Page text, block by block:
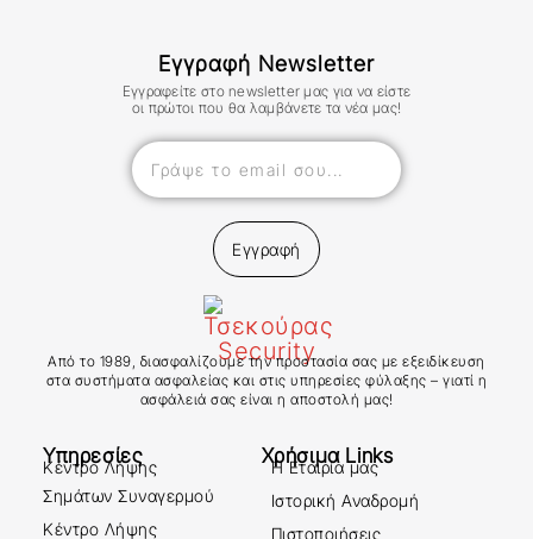
Εγγραφή Newsletter
Εγγραφείτε στο newsletter μας για να είστε
οι πρώτοι που θα λαμβάνετε τα νέα μας!
Εγγραφή
Από το 1989, διασφαλίζουμε την προστασία σας με εξειδίκευση
στα συστήματα ασφαλείας και στις υπηρεσίες φύλαξης – γιατί η
ασφάλειά σας είναι η αποστολή μας!
Υπηρεσίες
Κέντρο Λήψης
Σημάτων Συναγερμού
Κέντρο Λήψης
Χρήσιμα Links
Η Εταιρία μας
Ιστορική Αναδρομή
Πιστοποιήσεις